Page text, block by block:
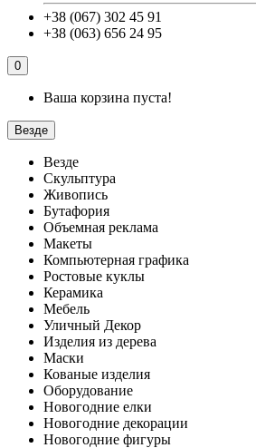
+38 (067) 302 45 91
+38 (063) 656 24 95
0
Ваша корзина пуста!
Везде
Везде
Скульптура
Живопись
Бутафория
Объемная реклама
Макеты
Компьютерная графика
Ростовые куклы
Керамика
Мебель
Уличный Декор
Изделия из дерева
Маски
Кованые изделия
Оборудование
Новогодние елки
Новогодние декорации
Новогодние фигуры